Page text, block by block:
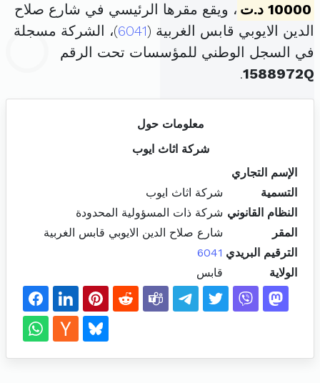
10000 د.ت
، ويقع مقرها الرئيسي في شارع صلاح
الدين الايوبي قابس الغربية (6041)، الشركة مسجلة
في السجل الوطني للمؤسسات تحت الرقم
1588972Q
.
معلومات حول
شركة اثاث ايوب
الإسم التجاري
التسمية
شركة اثاث ايوب
النظام القانوني شركة ذات المسؤولية المحدودة
المقر
شارع صلاح الدين الايوبي قابس الغربية
الترقيم البريدي 6041
الولاية
قابس